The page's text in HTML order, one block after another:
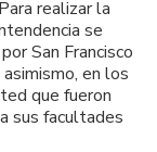
realizar la
se
San Francisco
en los
que fueron
sus facultades